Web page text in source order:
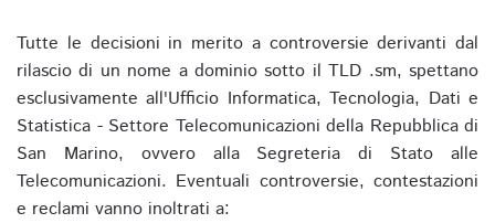
Tutte le decisioni in merito a controversie derivanti dal
rilascio di un nome a dominio sotto il TLD .sm, spettano
esclusivamente all'Ufficio Informatica, Tecnologia, Dati e
Statistica - Settore Telecomunicazioni della Repubblica di
San Marino, ovvero alla Segreteria di Stato alle
Telecomunicazioni. Eventuali controversie, contestazioni
e reclami vanno inoltrati a: